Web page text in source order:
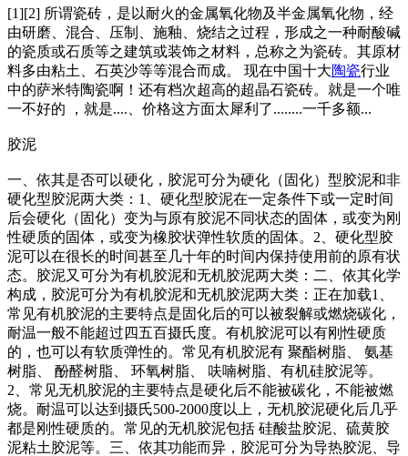
[1][2] 所谓瓷砖，是以耐火的金属氧化物及半金属氧化物，经
由研磨、混合、压制、施釉、烧结之过程，形成之一种耐酸碱
的瓷质或石质等之建筑或装饰之材料，总称之为瓷砖。其原材
料多由粘土、石英沙等等混合而成。 现在中国十大陶瓷行业
中的萨米特陶瓷啊！还有档次超高的超晶石瓷砖。就是一个唯
一不好的 ，就是....、价格这方面太犀利了........一千多额...
胶泥
一、依其是否可以硬化，胶泥可分为硬化（固化）型胶泥和非
硬化型胶泥两大类：1、硬化型胶泥在一定条件下或一定时间
后会硬化（固化）变为与原有胶泥不同状态的固体，或变为刚
性硬质的固体，或变为橡胶状弹性软质的固体。2、硬化型胶
泥可以在很长的时间甚至几十年的时间内保持使用前的原有状
态。胶泥又可分为有机胶泥和无机胶泥两大类：二、依其化学
构成，胶泥可分为有机胶泥和无机胶泥两大类：正在加载1、
常见有机胶泥的主要特点是固化后的可以被裂解或燃烧碳化，
耐温一般不能超过四五百摄氏度。有机胶泥可以有刚性硬质
的，也可以有软质弹性的。常见有机胶泥有 聚酯树脂、 氨基
树脂、 酚醛树脂、 环氧树脂、 呋喃树脂、有机硅胶泥等。
2、常见无机胶泥的主要特点是硬化后不能被碳化，不能被燃
烧。耐温可以达到摄氏500-2000度以上，无机胶泥硬化后几乎
都是刚性硬质的。常见的无机胶泥包括 硅酸盐胶泥、硫黄胶
泥粘土胶泥等。三、依其功能而异，胶泥可分为导热胶泥、导